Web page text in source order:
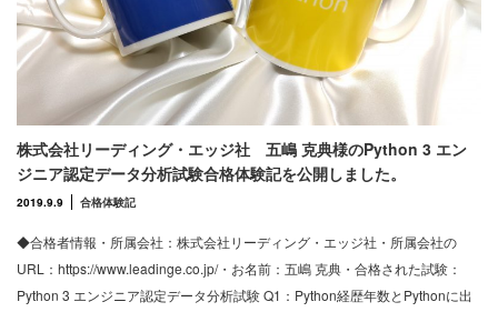
株式会社リーディング・エッジ社 五嶋 克典様のPython 3 エン
ジニア認定データ分析試験合格体験記を公開しました。
2019.9.9 合格体験記
◆合格者情報・所属会社：株式会社リーディング・エッジ社・所属会社の
URL：https://www.leadinge.co.jp/・お名前：五嶋 克典・合格された試験：
Python 3 エンジニア認定データ分析試験 Q1：Python経歴年数とPythonに出